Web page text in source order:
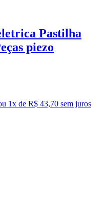
Pastilha
piezo
1x de R$ 43,70 sem juros